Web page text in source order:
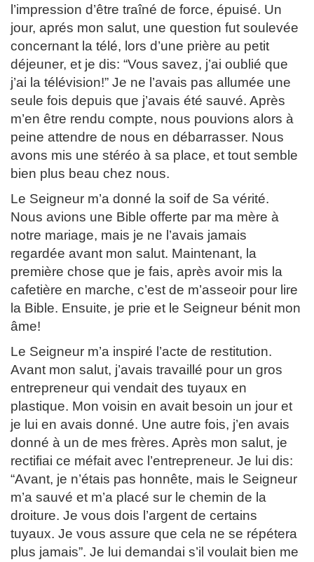
l’impression d’être traîné de force, épuisé. Un
jour, aprés mon salut, une question fut soulevée
concernant la télé, lors d’une prière au petit
déjeuner, et je dis: “Vous savez, j’ai oublié que
j’ai la télévision!” Je ne l’avais pas allumée une
seule fois depuis que j’avais été sauvé. Après
m’en être rendu compte, nous pouvions alors à
peine attendre de nous en débarrasser. Nous
avons mis une stéréo à sa place, et tout semble
bien plus beau chez nous.
Le Seigneur m’a donné la soif de Sa vérité.
Nous avions une Bible offerte par ma mère à
notre mariage, mais je ne l’avais jamais
regardée avant mon salut. Maintenant, la
première chose que je fais, après avoir mis la
cafetière en marche, c’est de m’asseoir pour lire
la Bible. Ensuite, je prie et le Seigneur bénit mon
âme!
Le Seigneur m’a inspiré l’acte de restitution.
Avant mon salut, j’avais travaillé pour un gros
entrepreneur qui vendait des tuyaux en
plastique. Mon voisin en avait besoin un jour et
je lui en avais donné. Une autre fois, j’en avais
donné à un de mes frères. Après mon salut, je
rectifiai ce méfait avec l’entrepreneur. Je lui dis:
“Avant, je n’étais pas honnête, mais le Seigneur
m’a sauvé et m’a placé sur le chemin de la
droiture. Je vous dois l’argent de certains
tuyaux. Je vous assure que cela ne se répétera
plus jamais”. Je lui demandai s’il voulait bien me